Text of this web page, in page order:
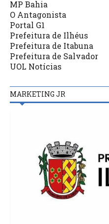
MP Bahia
O Antagonista
Portal G1
Prefeitura de Ilhéus
Prefeitura de Itabuna
Prefeitura de Salvador
UOL Notícias
MARKETING JR